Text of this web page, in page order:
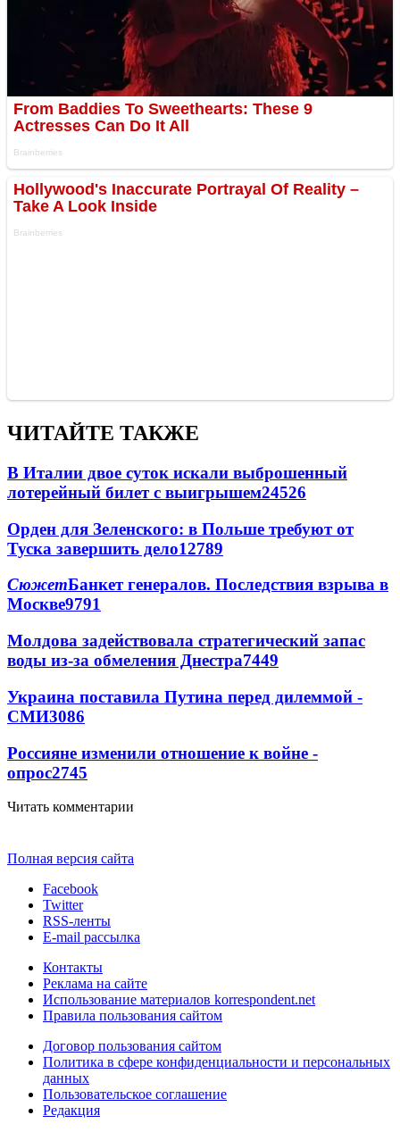
ЧИТАЙТЕ ТАКЖЕ
В Италии двое суток искали выброшенный
лотерейный билет с выигрышем24526
Орден для Зеленского: в Польше требуют от
Туска завершить дело12789
СюжетБанкет генералов. Последствия взрыва в
Москве9791
Молдова задействовала стратегический запас
воды из-за обмеления Днестра7449
Украина поставила Путина перед дилеммой -
СМИ3086
Россияне изменили отношение к войне -
опрос2745
Читать комментарии
Полная версия сайта
Facebook
Twitter
RSS-ленты
E-mail рассылка
Контакты
Реклама на сайте
Использование материалов korrespondent.net
Правила пользования сайтом
Договор пользования сайтом
Политика в сфере конфиденциальности и персональных
данных
Пользовательское соглашение
Редакция